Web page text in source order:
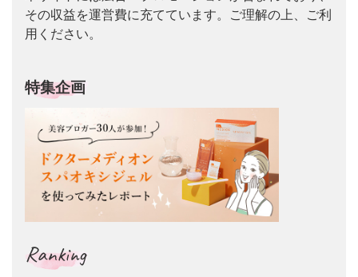
その収益を運営費に充てています。ご理解の上、ご利
用ください。
特集企画
Ranking